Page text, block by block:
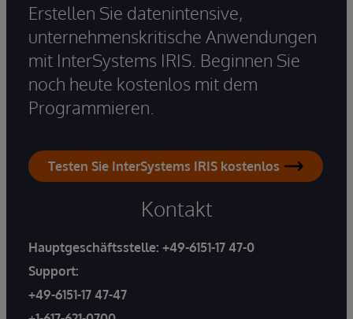
Erstellen Sie datenintensive,
unternehmenskritische Anwendungen
mit InterSystems IRIS. Beginnen Sie
noch heute kostenlos mit dem
Programmieren.
Testen Sie InterSystems IRIS kostenlos
Kontakt
Hauptgeschäftsstelle: +49-6151-17 47-0
Support:
+49-6151-17 47-47